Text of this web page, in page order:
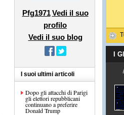
Pfg1971 Vedi il suo
profilo
Vedi il suo blog
I suoi ultimi articoli
Dopo gli attacchi di Parigi
gli elettori repubblicani
continuano a preferire
Donald Trump
I